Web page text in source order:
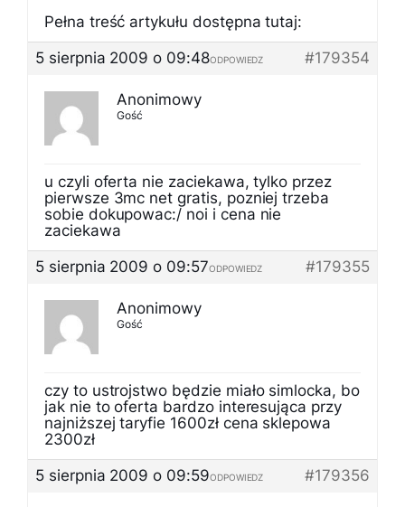
Pełna treść artykułu dostępna tutaj:
5 sierpnia 2009 o 09:48
#179354
ODPOWIEDZ
Anonimowy
Gość
u czyli oferta nie zaciekawa, tylko przez
pierwsze 3mc net gratis, pozniej trzeba
sobie dokupowac:/ noi i cena nie
zaciekawa
5 sierpnia 2009 o 09:57
#179355
ODPOWIEDZ
Anonimowy
Gość
czy to ustrojstwo będzie miało simlocka, bo
jak nie to oferta bardzo interesująca przy
najniższej taryfie 1600zł cena sklepowa
2300zł
5 sierpnia 2009 o 09:59
#179356
ODPOWIEDZ